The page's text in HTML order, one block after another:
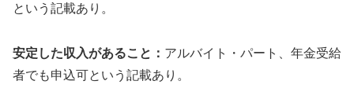
という記載あり。
安定した収入があること： アルバイト・パート、年金受給
者でも申込可という記載あり。